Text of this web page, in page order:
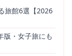
旅館6選【2026
版・女子旅にも